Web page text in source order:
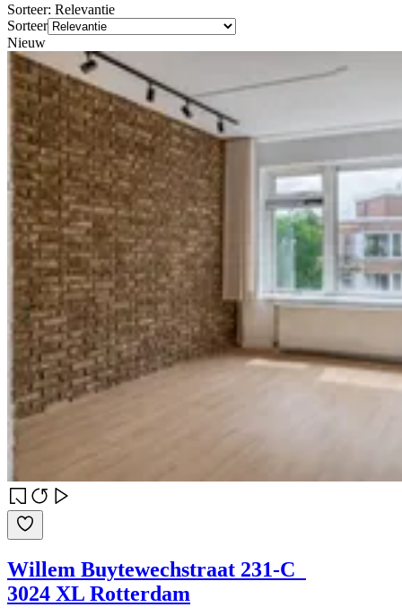
Sorteer: Relevantie
Sorteer
Nieuw
Willem Buytewechstraat 231-C
3024 XL Rotterdam